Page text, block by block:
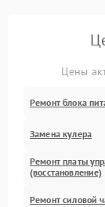
Цены
Ремонт блока
Замена кулера
Ремонт платы
(восстановление)
Ремонт силовой